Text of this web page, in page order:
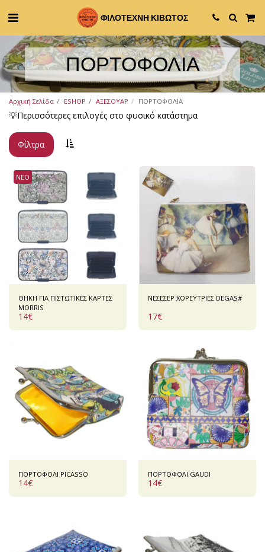
ΦΙΛΟΤΕΧΝΗ ΚΙΒΩΤΟΣ
ΠΟΡΤΟΦΟΛΙΑ
Αρχική Σελίδα ESHOP ΑΞΕΣΟΥΑΡ ΠΟΡΤΟΦΟΛΙΑ
💡Περισσότερες επιλογές στο φυσικό κατάστημα
Φίλτρα
ΝΕΟ
ΘΗΚΗ ΓΙΑ ΠΙΣΤΩΤΙΚΕΣ ΚΑΡΤΕΣ
ΜORRIS
14€
ΝΕΣΕΣΕΡ ΧΟΡΕΥΤΡΙΕΣ DEGAS#
17€
ΠΟΡΤΟΦΟΛΙ PICASSO
14€
ΠΟΡΤΟΦΟΛΙ GAUDI
14€